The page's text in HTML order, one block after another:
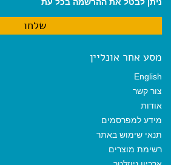
מסע אחר אונליין
English
צור קשר
אודות
מידע למפרסמים
תנאי שימוש באתר
רשימת מוצרים